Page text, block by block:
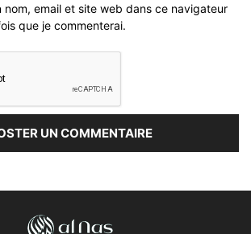
nom, email et site web dans ce navigateur
que je commenterai.